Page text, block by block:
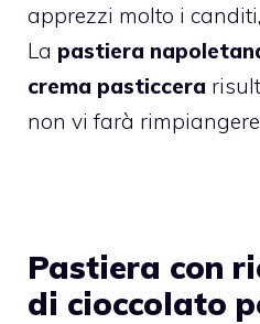
apprezzi molto i
La pastiera
crema pasticcera
non vi farà
Pastiera con
di cioccolato